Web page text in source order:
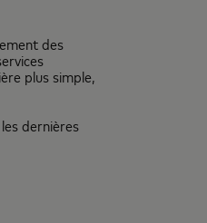
des
plus simple,
dernières